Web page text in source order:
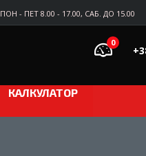
ПОН - ПЕТ 8.00 - 17.00, САБ. ДО 15.00
0
КАЛКУЛАТОР